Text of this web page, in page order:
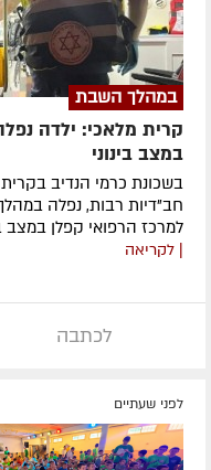
במהלך השבת
קרית מלאכי: ילדה
במצב בינוני
בשכונת כרמי הנדיב
למרכז הרפואי קפלן במצב
| לקריאה
לכתבה
לפני שעתיים